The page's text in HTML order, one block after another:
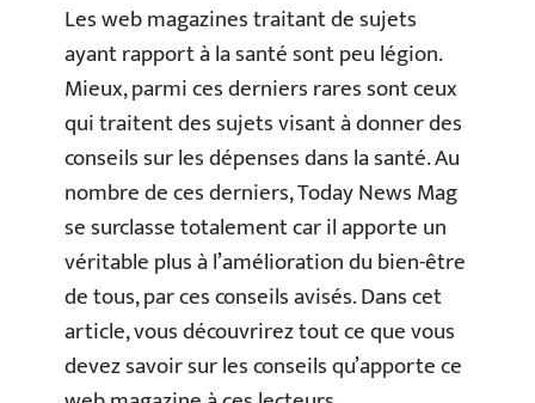
Les web magazines traitant de sujets
ayant rapport à la santé sont peu légion.
Mieux, parmi ces derniers rares sont ceux
qui traitent des sujets visant à donner des
conseils sur les dépenses dans la santé. Au
nombre de ces derniers, Today News Mag
se surclasse totalement car il apporte un
véritable plus à l’amélioration du bien-être
de tous, par ces conseils avisés. Dans cet
article, vous découvrirez tout ce que vous
devez savoir sur les conseils qu’apporte ce